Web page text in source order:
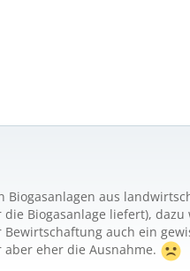
aus
Biogasanlage liefert), dazu
auch ein
eher die Ausnahme.